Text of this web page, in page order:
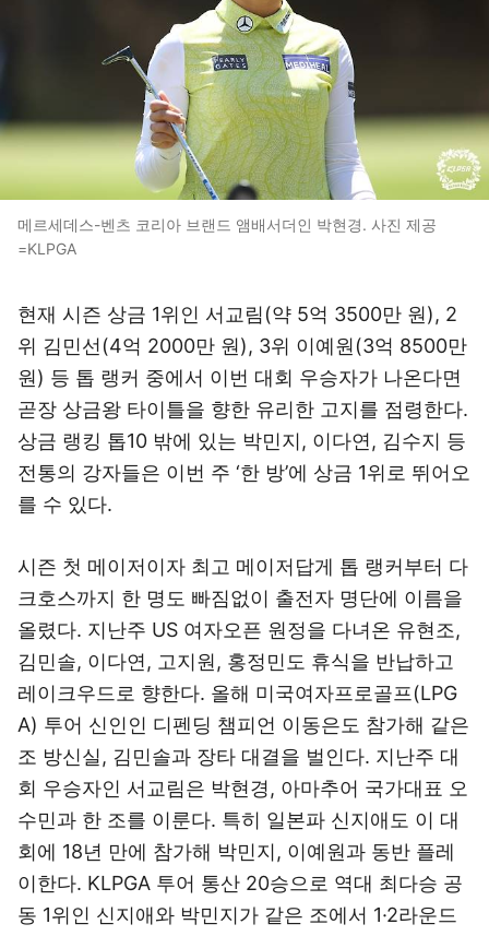
메르세데스-벤츠 코리아 브랜드 앰배서더인 박현경. 사진 제공
=KLPGA
현재 시즌 상금 1위인 서교림(약 5억 3500만 원), 2
위 김민선(4억 2000만 원), 3위 이예원(3억 8500만
원) 등 톱 랭커 중에서 이번 대회 우승자가 나온다면
곧장 상금왕 타이틀을 향한 유리한 고지를 점령한다.
상금 랭킹 톱10 밖에 있는 박민지, 이다연, 김수지 등
전통의 강자들은 이번 주 ‘한 방’에 상금 1위로 뛰어오
를 수 있다.
시즌 첫 메이저이자 최고 메이저답게 톱 랭커부터 다
크호스까지 한 명도 빠짐없이 출전자 명단에 이름을
올렸다. 지난주 US 여자오픈 원정을 다녀온 유현조,
김민솔, 이다연, 고지원, 홍정민도 휴식을 반납하고
레이크우드로 향한다. 올해 미국여자프로골프(LPG
A) 투어 신인인 디펜딩 챔피언 이동은도 참가해 같은
조 방신실, 김민솔과 장타 대결을 벌인다. 지난주 대
회 우승자인 서교림은 박현경, 아마추어 국가대표 오
수민과 한 조를 이룬다. 특히 일본파 신지애도 이 대
회에 18년 만에 참가해 박민지, 이예원과 동반 플레
이한다. KLPGA 투어 통산 20승으로 역대 최다승 공
동 1위인 신지애와 박민지가 같은 조에서 1·2라운드